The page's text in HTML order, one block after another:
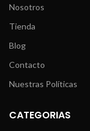
Nosotros
Tienda
Blog
Contacto
Nuestras Políticas
CATEGORIAS